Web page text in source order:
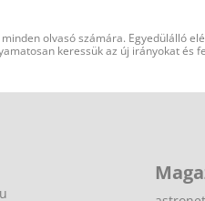
olvasó számára. Egyedülálló
keressük az új irányokat és